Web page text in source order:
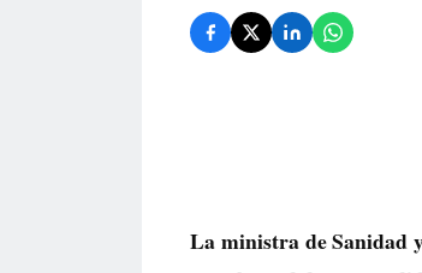
La ministra de Sanidad